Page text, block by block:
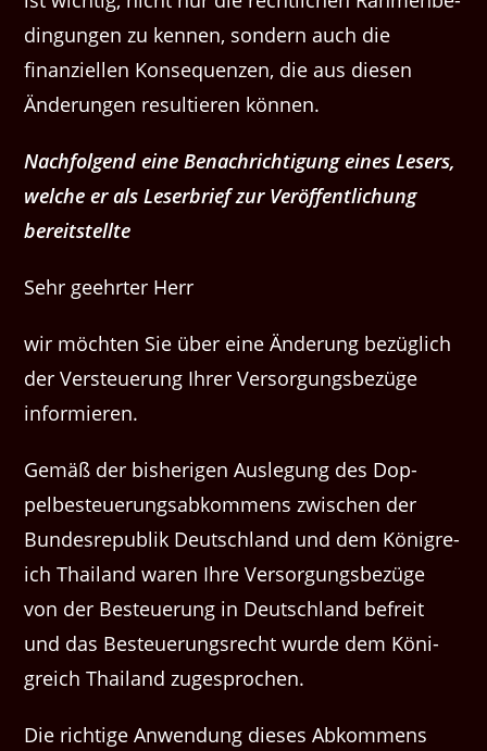
din­gun­gen zu ken­nen, son­dern auch die
finanziellen Kon­se­quen­zen, die aus diesen
Änderun­gen resul­tieren können.
Nach­fol­gend eine Benachrich­ti­gung eines Lesers,
welche er als Leser­brief zur Veröf­fentlichung
bereitstellte
Sehr geehrter Herr
wir möcht­en Sie über eine Änderung bezüglich
der Ver­s­teuerung Ihrer Ver­sorgungs­bezüge
informieren.
Gemäß der bish­eri­gen Ausle­gung des Dop­
pelbesteuerungsabkom­mens zwis­chen der
Bun­desre­pub­lik Deutsch­land und dem Kön­i­gre­
ich Thai­land waren Ihre Ver­sorgungs­bezüge
von der Besteuerung in Deutsch­land befre­it
und das Besteuerungsrecht wurde dem Kön­i­
gre­ich Thai­land zugesprochen.
Die richtige Anwen­dung dieses Abkom­mens